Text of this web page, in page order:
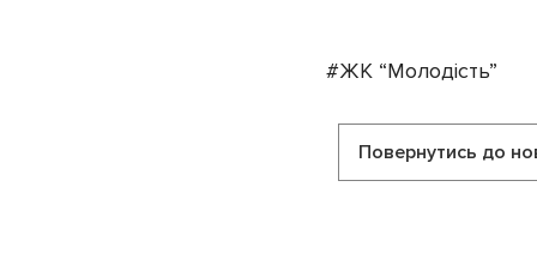
#ЖК “Молодість”
Повернутись до